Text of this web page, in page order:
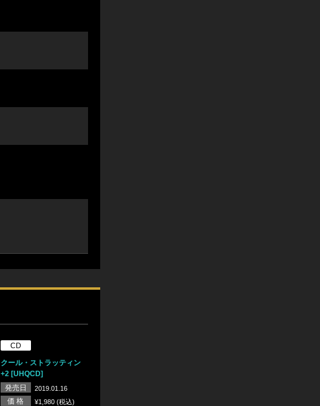
CD
クール・ストラッティン
+2 [UHQCD]
発売日
2019.01.16
価 格 ¥1,980 (税込)